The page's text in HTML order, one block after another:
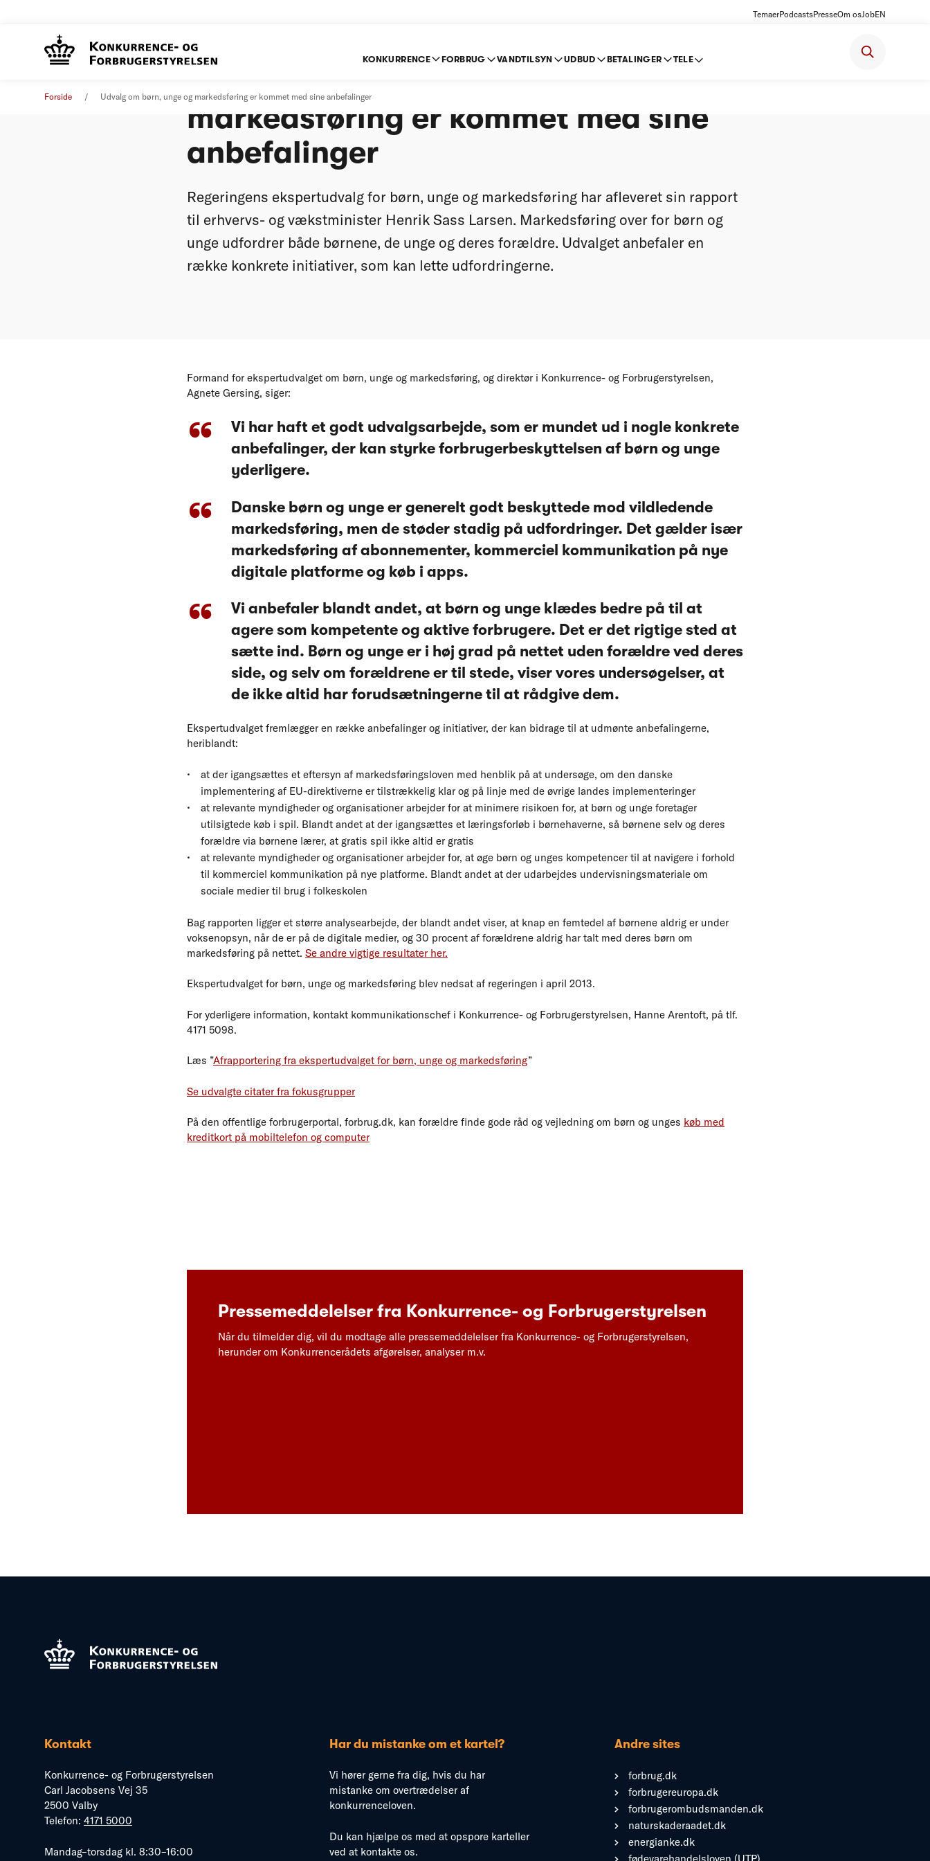
TemaerPodcastsPresseOm osJobEN
KONKURRENCE FORBRUG VANDTILSYN UDBUD BETALINGER TELE
Forside Udvalg om børn, unge og markedsføring er kommet med sine anbefalinger
markedsføring er kommet med sine
anbefalinger
Regeringens ekspertudvalg for børn, unge og markedsføring har afleveret sin rapport
til erhvervs- og vækstminister Henrik Sass Larsen. Markedsføring over for børn og
unge udfordrer både børnene, de unge og deres forældre. Udvalget anbefaler en
række konkrete initiativer, som kan lette udfordringerne.
Formand for ekspertudvalget om børn, unge og markedsføring, og direktør i Konkurrence- og Forbrugerstyrelsen,
Agnete Gersing, siger:
Vi har haft et godt udvalgsarbejde, som er mundet ud i nogle konkrete
anbefalinger, der kan styrke forbrugerbeskyttelsen af børn og unge
yderligere.
Danske børn og unge er generelt godt beskyttede mod vildledende
markedsføring, men de støder stadig på udfordringer. Det gælder især
markedsføring af abonnementer, kommerciel kommunikation på nye
digitale platforme og køb i apps.
Vi anbefaler blandt andet, at børn og unge klædes bedre på til at
agere som kompetente og aktive forbrugere. Det er det rigtige sted at
sætte ind. Børn og unge er i høj grad på nettet uden forældre ved deres
side, og selv om forældrene er til stede, viser vores undersøgelser, at
de ikke altid har forudsætningerne til at rådgive dem.
Ekspertudvalget fremlægger en række anbefalinger og initiativer, der kan bidrage til at udmønte anbefalingerne,
heriblandt:
at der igangsættes et eftersyn af markedsføringsloven med henblik på at undersøge, om den danske
implementering af EU-direktiverne er tilstrækkelig klar og på linje med de øvrige landes implementeringer
at relevante myndigheder og organisationer arbejder for at minimere risikoen for, at børn og unge foretager
utilsigtede køb i spil. Blandt andet at der igangsættes et læringsforløb i børnehaverne, så børnene selv og deres
forældre via børnene lærer, at gratis spil ikke altid er gratis
at relevante myndigheder og organisationer arbejder for, at øge børn og unges kompetencer til at navigere i forhold
til kommerciel kommunikation på nye platforme. Blandt andet at der udarbejdes undervisningsmateriale om
sociale medier til brug i folkeskolen
Bag rapporten ligger et større analysearbejde, der blandt andet viser, at knap en femtedel af børnene aldrig er under
voksenopsyn, når de er på de digitale medier, og 30 procent af forældrene aldrig har talt med deres børn om
markedsføring på nettet. Se andre vigtige resultater her.
Ekspertudvalget for børn, unge og markedsføring blev nedsat af regeringen i april 2013.
For yderligere information, kontakt kommunikationschef i Konkurrence- og Forbrugerstyrelsen, Hanne Arentoft, på tlf.
4171 5098.
Læs ”Afrapportering fra ekspertudvalget for børn, unge og markedsføring”
Se udvalgte citater fra fokusgrupper
På den offentlige forbrugerportal, forbrug.dk, kan forældre finde gode råd og vejledning om børn og unges køb med
kreditkort på mobiltelefon og computer
Pressemeddelelser fra Konkurrence- og Forbrugerstyrelsen
Når du tilmelder dig, vil du modtage alle pressemeddelelser fra Konkurrence- og Forbrugerstyrelsen,
herunder om Konkurrencerådets afgørelser, analyser m.v.
Kontakt
Konkurrence- og Forbrugerstyrelsen
Carl Jacobsens Vej 35
2500 Valby
Telefon: 4171 5000
Mandag–torsdag kl. 8:30–16:00
Har du mistanke om et kartel?
Vi hører gerne fra dig, hvis du har
mistanke om overtrædelser af
konkurrenceloven.
Du kan hjælpe os med at opspore karteller
ved at kontakte os.
Andre sites
forbrug.dk
forbrugereuropa.dk
forbrugerombudsmanden.dk
naturskaderaadet.dk
energianke.dk